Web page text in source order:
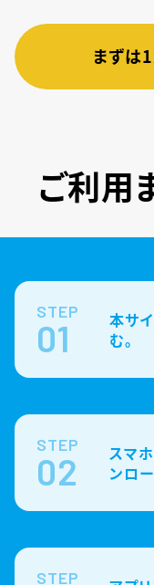
まずは
ご利用
STEP
01
本サ
む。
STEP
02
スマ
ンロー
STEP